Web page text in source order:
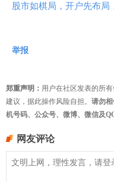
股市如棋局，开户先布局
举报
郑重声明： 用户在社区发表的所
建议，据此操作风险自担。 请勿
机号码、公众号、微博、微信及
网友评论